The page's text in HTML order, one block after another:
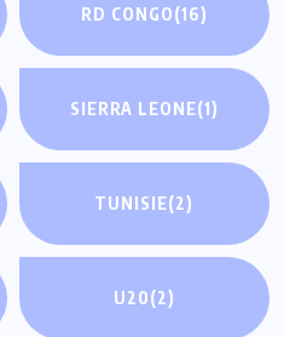
RD CONGO(16)
SIERRA LEONE(1)
TUNISIE(2)
U20(2)